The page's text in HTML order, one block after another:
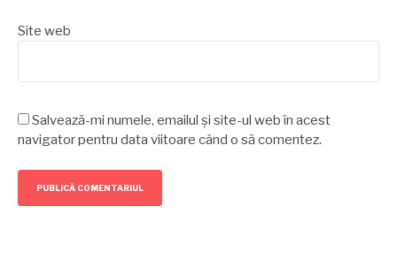
Site web
Salvează-mi numele, emailul și site-ul web în acest
navigator pentru data viitoare când o să comentez.